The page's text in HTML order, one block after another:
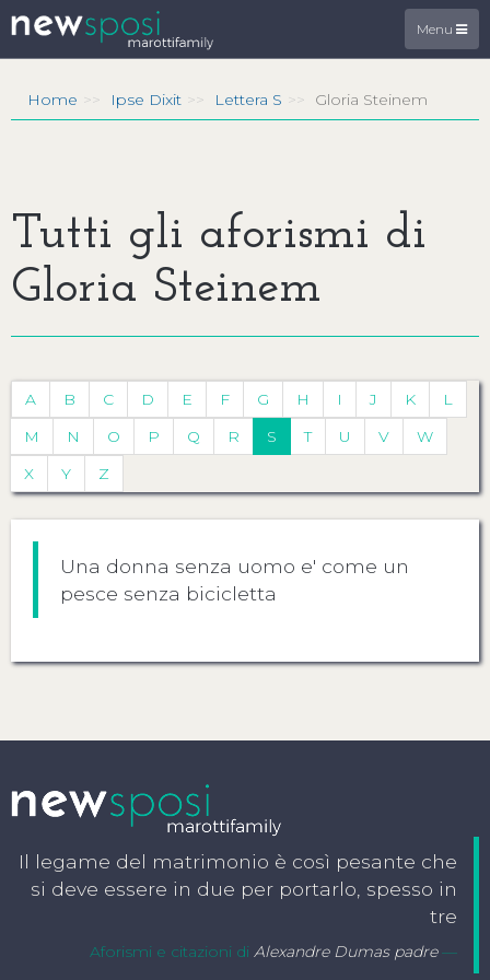
Menu
Home Ipse Dixit Lettera S Gloria Steinem
Tutti gli aforismi di
Gloria Steinem
A B C D E F G H I J K
L
M
N O P Q R S T U V
W
X
Y Z
Una donna senza uomo e' come un
pesce senza bicicletta
Il legame del matrimonio è così pesante che
si deve essere in due per portarlo, spesso in
tre
Aforismi e citazioni di Alexandre Dumas padre